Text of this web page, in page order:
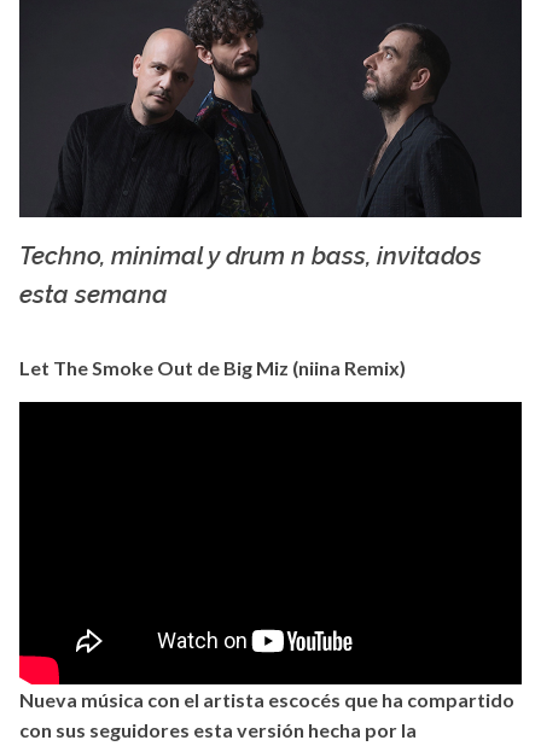
Techno, minimal y drum n bass, invitados
esta semana
Let The Smoke Out de Big Miz (niina Remix)
Nueva música con el artista escocés que ha compartido
con sus seguidores esta versión hecha por la